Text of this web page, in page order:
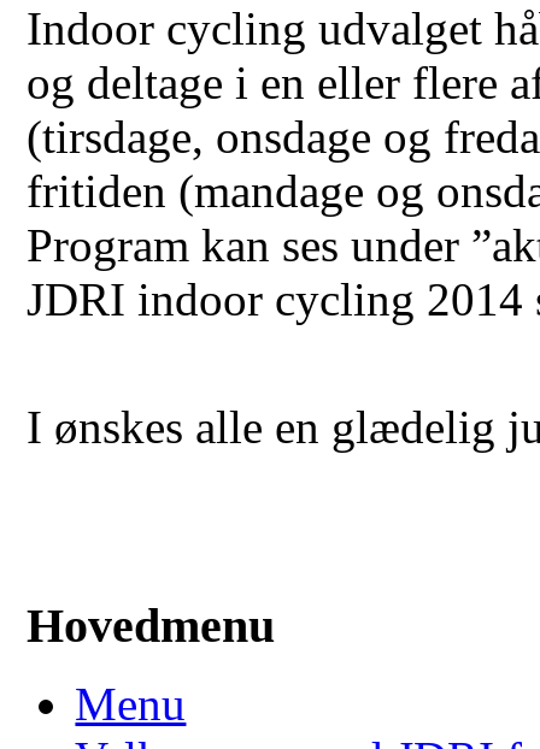
Indoor cycling udvalget
og deltage i en eller flere
(tirsdage, onsdage og
fritiden (mandage og
Program kan ses under
JDRI indoor cycling 2014
I ønskes alle en glædelig
Hovedmenu
Menu